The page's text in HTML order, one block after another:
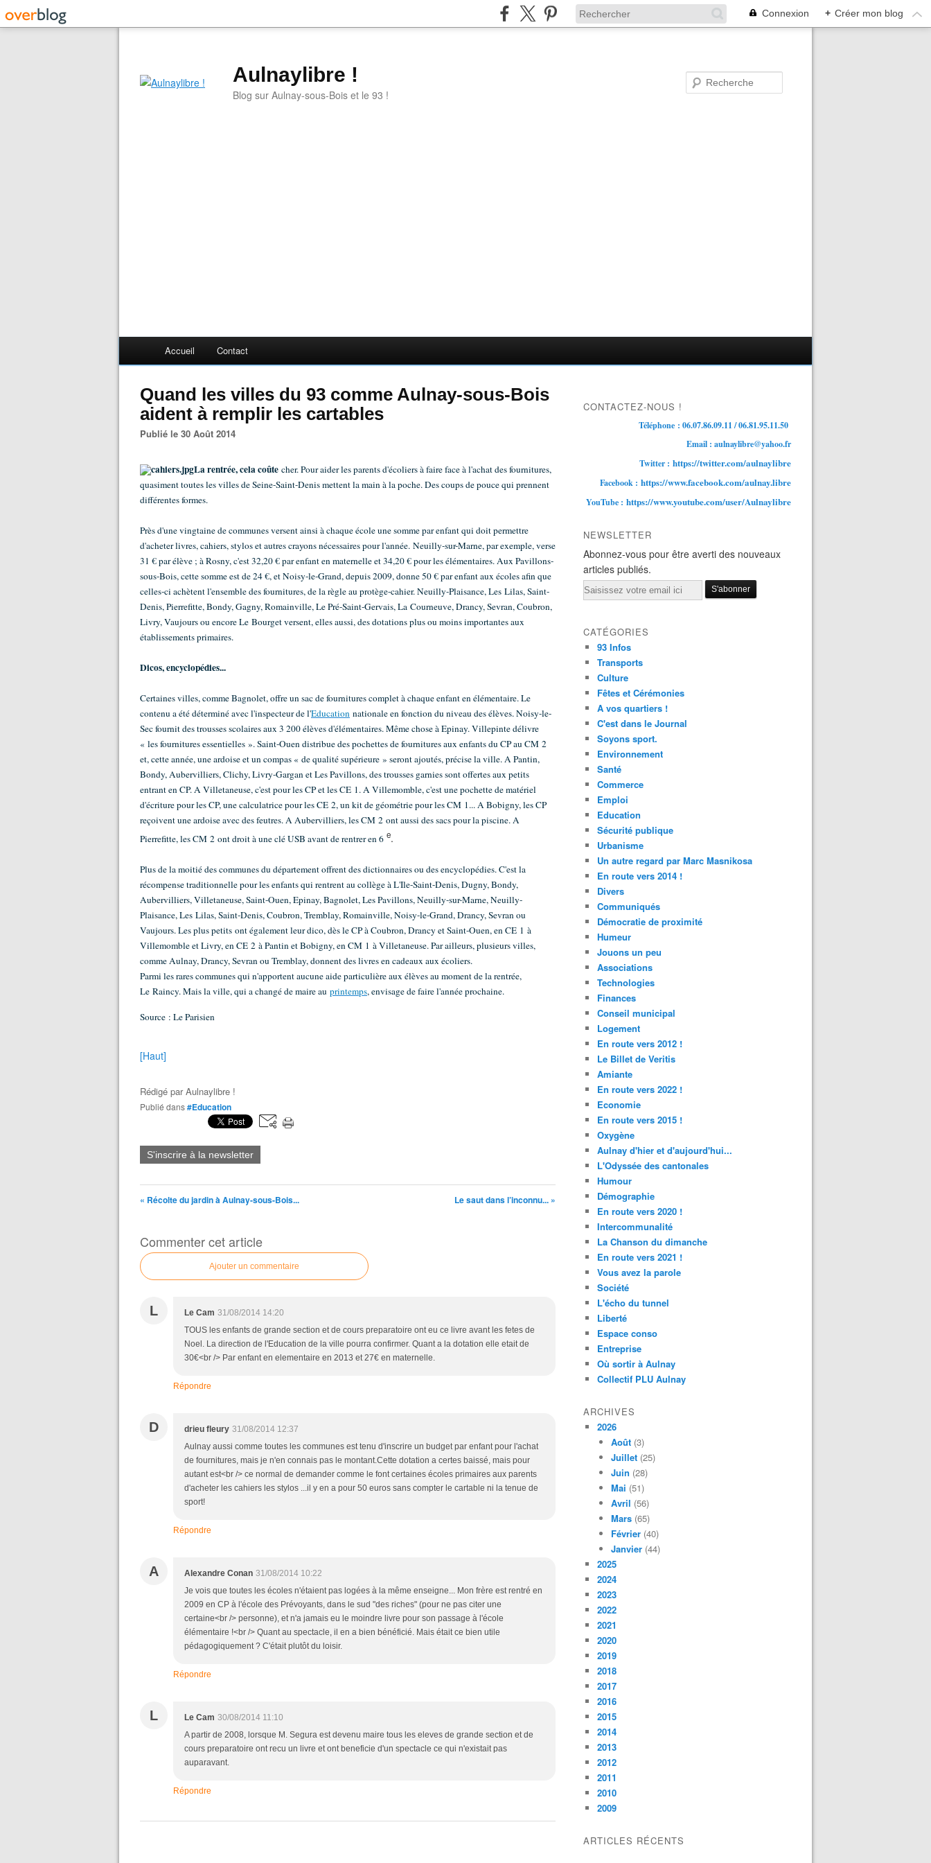
Connexion + Créer mon blog
Aulnaylibre !
Blog sur Aulnay-sous-Bois et le 93 !
Accueil Contact
Quand les villes du 93 comme Aulnay-sous-Bois
aident à remplir les cartables
Publié le 30 Août 2014
La rentrée, cela coûte cher. Pour aider les parents d'écoliers à faire face à l'achat des fournitures,
quasiment toutes les villes de Seine-Saint-Denis mettent la main à la poche. Des coups de pouce qui prennent
différentes formes.
Près d'une vingtaine de communes versent ainsi à chaque école une somme par enfant qui doit permettre
d'acheter livres, cahiers, stylos et autres crayons nécessaires pour l'année. Neuilly-sur-Marne, par exemple, verse
31 € par élève ; à Rosny, c'est 32,20 € par enfant en maternelle et 34,20 € pour les élémentaires. Aux Pavillons-
sous-Bois, cette somme est de 24 €, et Noisy-le-Grand, depuis 2009, donne 50 € par enfant aux écoles afin que
celles-ci achètent l'ensemble des fournitures, de la règle au protège-cahier. Neuilly-Plaisance, Les Lilas, Saint-
Denis, Pierrefitte, Bondy, Gagny, Romainville, Le Pré-Saint-Gervais, La Courneuve, Drancy, Sevran, Coubron,
Livry, Vaujours ou encore Le Bourget versent, elles aussi, des dotations plus ou moins importantes aux
établissements primaires.
Dicos, encyclopédies...
Certaines villes, comme Bagnolet, offre un sac de fournitures complet à chaque enfant en élémentaire. Le
contenu a été déterminé avec l'inspecteur de l'Education nationale en fonction du niveau des élèves. Noisy-le-
Sec fournit des trousses scolaires aux 3 200 élèves d'élémentaires. Même chose à Epinay. Villepinte délivre
« les fournitures essentielles ». Saint-Ouen distribue des pochettes de fournitures aux enfants du CP au CM 2
et, cette année, une ardoise et un compas « de qualité supérieure » seront ajoutés, précise la ville. A Pantin,
Bondy, Aubervilliers, Clichy, Livry-Gargan et Les Pavillons, des trousses garnies sont offertes aux petits
entrant en CP. A Villetaneuse, c'est pour les CP et les CE 1. A Villemomble, c'est une pochette de matériel
d'écriture pour les CP, une calculatrice pour les CE 2, un kit de géométrie pour les CM 1... A Bobigny, les CP
reçoivent une ardoise avec des feutres. A Aubervilliers, les CM 2 ont aussi des sacs pour la piscine. A
Pierrefitte, les CM 2 ont droit à une clé USB avant de rentrer en 6 e.
Plus de la moitié des communes du département offrent des dictionnaires ou des encyclopédies. C'est la
récompense traditionnelle pour les enfants qui rentrent au collège à L'Ile-Saint-Denis, Dugny, Bondy,
Aubervilliers, Villetaneuse, Saint-Ouen, Epinay, Bagnolet, Les Pavillons, Neuilly-sur-Marne, Neuilly-
Plaisance, Les Lilas, Saint-Denis, Coubron, Tremblay, Romainville, Noisy-le-Grand, Drancy, Sevran ou
Vaujours. Les plus petits ont également leur dico, dès le CP à Coubron, Drancy et Saint-Ouen, en CE 1 à
Villemomble et Livry, en CE 2 à Pantin et Bobigny, en CM 1 à Villetaneuse. Par ailleurs, plusieurs villes,
comme Aulnay, Drancy, Sevran ou Tremblay, donnent des livres en cadeaux aux écoliers.
Parmi les rares communes qui n'apportent aucune aide particulière aux élèves au moment de la rentrée,
Le Raincy. Mais la ville, qui a changé de maire au printemps, envisage de faire l'année prochaine.
Source : Le Parisien
[Haut]
Rédigé parAulnaylibre !
Publié dans#Education
S'inscrire à la newsletter
« Récolte du jardin à Aulnay-sous-Bois... Le saut dans l’inconnu... »
Commenter cet article
Ajouter un commentaire
L Le Cam 31/08/2014 14:20
TOUS les enfants de grande section et de cours preparatoire ont eu ce livre avant les fetes de
Noel. La direction de l'Education de la ville pourra confirmer. Quant a la dotation elle etait de
30€<br /> Par enfant en elementaire en 2013 et 27€ en maternelle.
Répondre
D drieu fleury 31/08/2014 12:37
Aulnay aussi comme toutes les communes est tenu d'inscrire un budget par enfant pour l'achat
de fournitures, mais je n'en connais pas le montant.Cette dotation a certes baissé, mais pour
autant est<br /> ce normal de demander comme le font certaines écoles primaires aux parents
d'acheter les cahiers les stylos ...il y en a pour 50 euros sans compter le cartable ni la tenue de
sport!
Répondre
A Alexandre Conan 31/08/2014 10:22
Je vois que toutes les écoles n'étaient pas logées à la même enseigne... Mon frère est rentré en
2009 en CP à l'école des Prévoyants, dans le sud "des riches" (pour ne pas citer une
certaine<br /> personne), et n'a jamais eu le moindre livre pour son passage à l'école
élémentaire !<br /> Quant au spectacle, il en a bien bénéficié. Mais était ce bien utile
pédagogiquement ? C'était plutôt du loisir.
Répondre
L Le Cam 30/08/2014 11:10
A partir de 2008, lorsque M. Segura est devenu maire tous les eleves de grande section et de
cours preparatoire ont recu un livre et ont beneficie d'un spectacle ce qui n'existait pas
auparavant.
Répondre
CONTACTEZ-NOUS !
Téléphone : 06.07.86.09.11 / 06.81.95.11.50
Email : aulnaylibre@yahoo.fr
Twitter : https://twitter.com/aulnaylibre
Facebook : https://www.facebook.com/aulnay.libre
YouTube : https://www.youtube.com/user/Aulnaylibre
NEWSLETTER
Abonnez-vous pour être averti des nouveaux
articles publiés.
Email
CATÉGORIES
93 Infos
Transports
Culture
Fêtes et Cérémonies
A vos quartiers !
C'est dans le Journal
Soyons sport.
Environnement
Santé
Commerce
Emploi
Education
Sécurité publique
Urbanisme
Un autre regard par Marc Masnikosa
En route vers 2014 !
Divers
Communiqués
Démocratie de proximité
Humeur
Jouons un peu
Associations
Technologies
Finances
Conseil municipal
Logement
En route vers 2012 !
Le Billet de Veritis
Amiante
En route vers 2022 !
Economie
En route vers 2015 !
Oxygène
Aulnay d'hier et d'aujourd'hui...
L'Odyssée des cantonales
Humour
Démographie
En route vers 2020 !
Intercommunalité
La Chanson du dimanche
En route vers 2021 !
Vous avez la parole
Société
L'écho du tunnel
Liberté
Espace conso
Entreprise
Où sortir à Aulnay
Collectif PLU Aulnay
ARCHIVES
2026
Août (3)
Juillet (25)
Juin (28)
Mai (51)
Avril (56)
Mars (65)
Février (40)
Janvier (44)
2025
2024
2023
2022
2021
2020
2019
2018
2017
2016
2015
2014
2013
2012
2011
2010
2009
ARTICLES RÉCENTS